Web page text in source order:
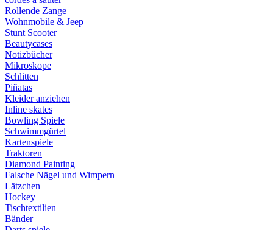
Rollende Zange
Wohnmobile & Jeep
Stunt Scooter
Beautycases
Notizbücher
Mikroskope
Schlitten
Piñatas
Kleider anziehen
Inline skates
Bowling Spiele
Schwimmgürtel
Kartenspiele
Traktoren
Diamond Painting
Falsche Nägel und Wimpern
Lätzchen
Hockey
Tischtextilien
Bänder